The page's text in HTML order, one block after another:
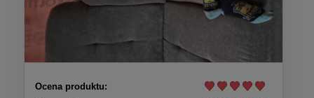
Ocena produktu: